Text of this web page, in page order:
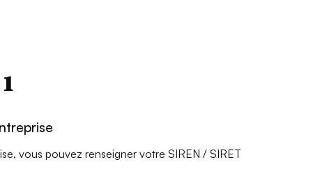
vous pouvez renseigner votre SIREN / SIRET